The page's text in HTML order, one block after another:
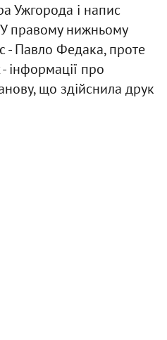
Ужгорода і напис
правому нижньому
- Павло Федака, проте
інформації про
що здійснила друк